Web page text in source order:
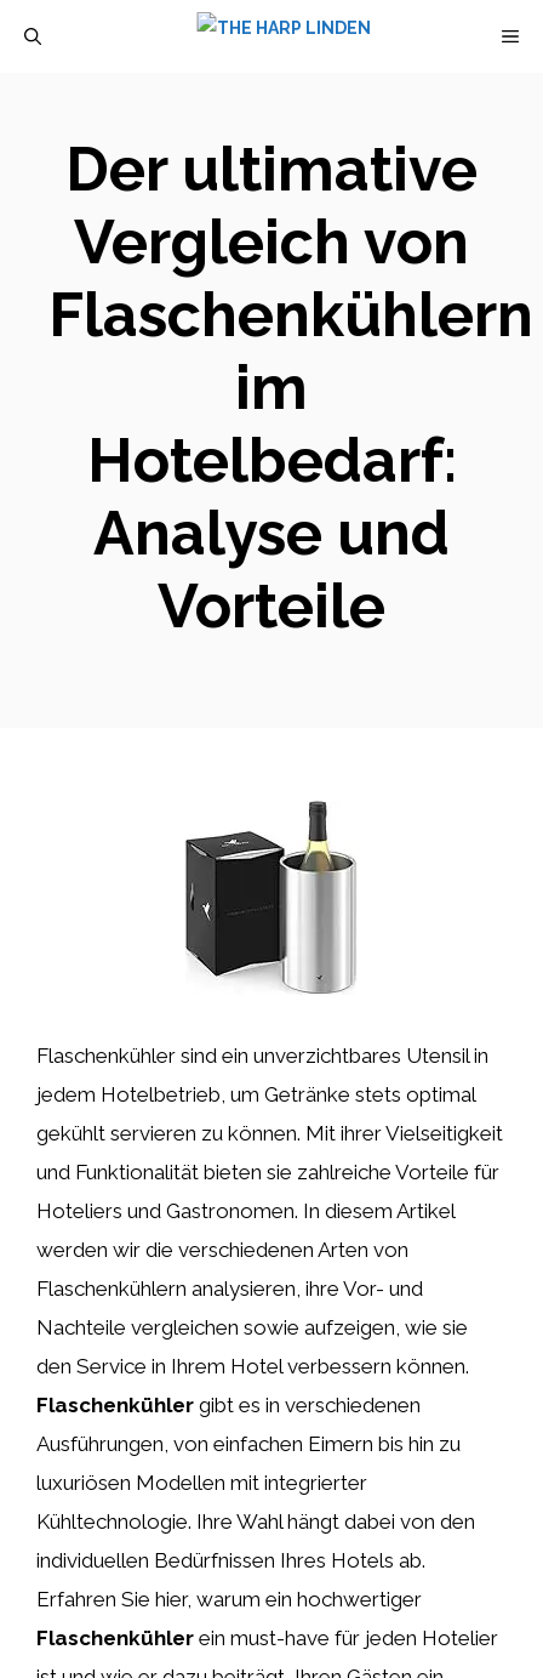
Der ultimative
Vergleich von
Flaschenkühlern
im
Hotelbedarf:
Analyse und
Vorteile
Flaschenkühler sind ein unverzichtbares Utensil in
jedem Hotelbetrieb, um Getränke stets optimal
gekühlt servieren zu können. Mit ihrer Vielseitigkeit
und Funktionalität bieten sie zahlreiche Vorteile für
Hoteliers und Gastronomen. In diesem Artikel
werden wir die verschiedenen Arten von
Flaschenkühlern analysieren, ihre Vor- und
Nachteile vergleichen sowie aufzeigen, wie sie
den Service in Ihrem Hotel verbessern können.
Flaschenkühler gibt es in verschiedenen
Ausführungen, von einfachen Eimern bis hin zu
luxuriösen Modellen mit integrierter
Kühltechnologie. Ihre Wahl hängt dabei von den
individuellen Bedürfnissen Ihres Hotels ab.
Erfahren Sie hier, warum ein hochwertiger
Flaschenkühler ein must-have für jeden Hotelier